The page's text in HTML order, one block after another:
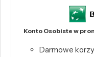
Konto Osobiste w
Darmowe